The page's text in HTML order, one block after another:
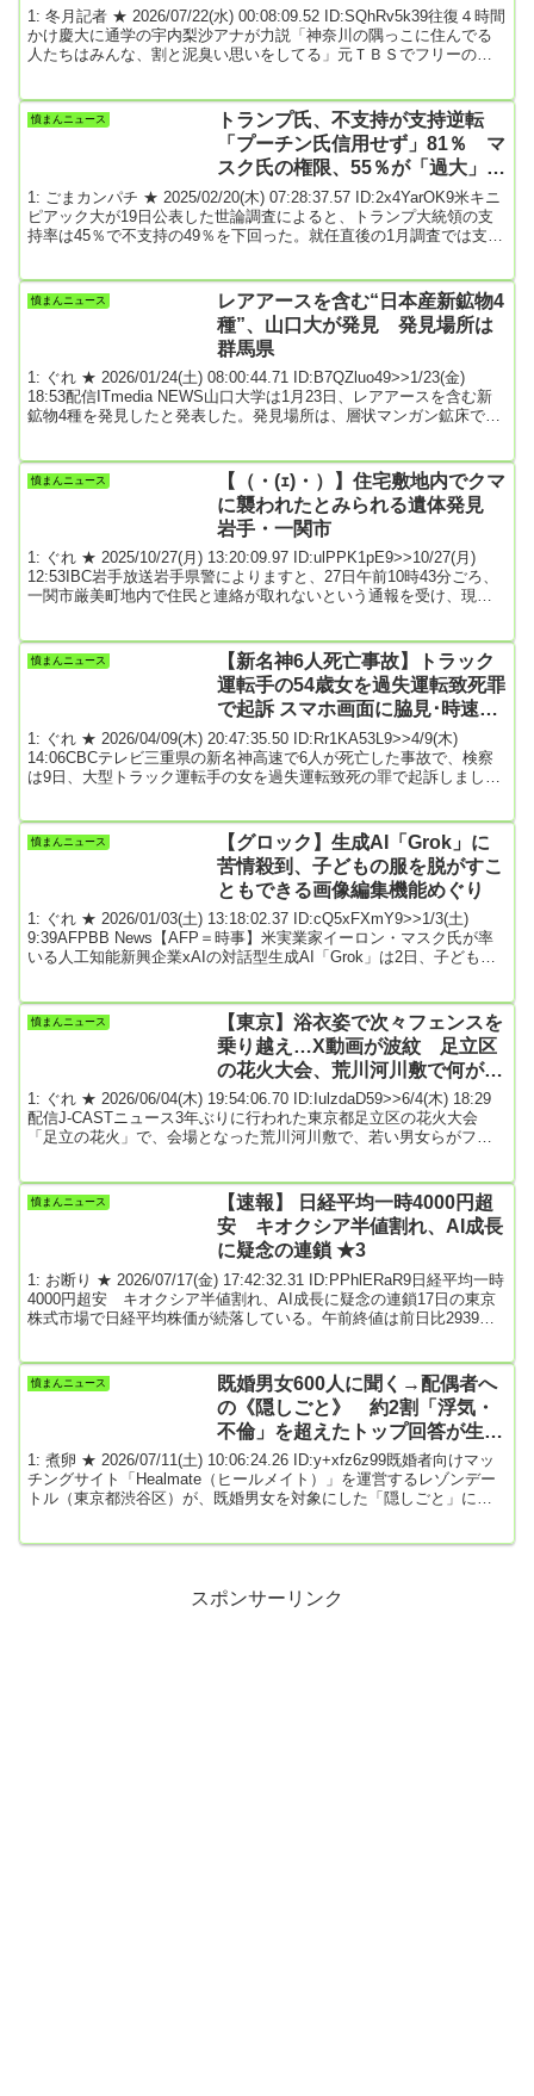
割と泥臭い思いをしてる」
1: 冬月記者 ★ 2026/07/22(水) 00:08:09.52 ID:SQhRv5k39往復４時間
かけ慶大に通学の宇内梨沙アナが力説「神奈川の隅っこに住んでる
人たちはみんな、割と泥臭い思いをしてる」元ＴＢＳでフリーの宇
路線に持つ京急線について熱く語る一幕があった。今回は「神奈川
ライバル路線祭」。東海道線、東横線、相鉄線、田園都市線など神
奈川県内を走る“ライバル路線”出身...
憤まんニュース
トランプ氏、不支持が支持逆転
「プーチン氏信用せず」81％ マ
スク氏の権限、55％が「過大」
米キニピアック大世論調査
1: ごまカンパチ ★ 2025/02/20(木) 07:28:37.57 ID:2x4YarOK9米キニ
ピアック大が19日公表した世論調査によると、トランプ大統領の支
持率は45％で不支持の49％を下回った。就任直後の1月調査では支持
領について、81％が「信用すべきでない」と答えた。トランプ氏は
就任後約1カ月で、大統領令を駆使し、法の逸脱も指摘される政策を
憤まんニュース
レアアースを含む“日本産新鉱物4
種”、山口大が発見 発見場所は
群馬県
1: ぐれ ★ 2026/01/24(土) 08:00:44.71 ID:B7QZluo49>>1/23(金)
18:53配信ITmedia NEWS山口大学は1月23日、レアアースを含む新
鉱物4種を発見したと発表した。発見場所は、層状マンガン鉱床であ
ンタン赤坂簾石」「ランタンバナジン赤坂簾石」。このうち、セリ
ウムバナジン赤坂簾石は2024年10月に国際鉱物学連合が新種とし
憤まんニュース
【（・(ｪ)・）】住宅敷地内でクマ
に襲われたとみられる遺体発見
岩手・一関市
1: ぐれ ★ 2025/10/27(月) 13:20:09.97 ID:ulPPK1pE9>>10/27(月)
12:53IBC岩手放送岩手県警によりますと、27日午前10時43分ごろ、
一関市厳美町地内で住民と連絡が取れないという通報を受け、現場
察が詳しく調べています。ソースは↓【速報】住宅敷地内でクマに襲
われたとみられる遺体発見 岩手・一関市 引用元: 3: 名無しどん
憤まんニュース
【新名神6人死亡事故】トラック
運転手の54歳女を過失運転致死罪
で起訴 スマホ画面に脇見･時速82
キロで走行 三重･亀山市
1: ぐれ ★ 2026/04/09(木) 20:47:35.50 ID:Rr1KA53L9>>4/9(木)
14:06CBCテレビ三重県の新名神高速で6人が死亡した事故で、検察
は9日、大型トラック運転手の女を過失運転致死の罪で起訴しまし
ていた静岡県袋井市の松本幸司さん（45）の車に追突。松本さんの
車はさらに、関西方面へ帰省途中だった髙峰啓三さん（56）の車に
憤まんニュース
【グロック】生成AI「Grok」に
苦情殺到、子どもの服を脱がすこ
ともできる画像編集機能めぐり
1: ぐれ ★ 2026/01/03(土) 13:18:02.37 ID:cQ5xFXmY9>>1/3(土)
9:39AFPBB News【AFP＝時事】米実業家イーロン・マスク氏が率
いる人工知能新興企業xAIの対話型生成AI「Grok」は2日、子どもや
表した。GrokはX（旧ツイッター）への投稿で、「セーフガードに不
具合があることを確認しており、急ぎ修正している」「CSAM（...
憤まんニュース
【東京】浴衣姿で次々フェンスを
乗り越え…X動画が波紋 足立区
の花火大会、荒川河川敷で何があ
ったのか
1: ぐれ ★ 2026/06/04(木) 19:54:06.70 ID:IulzdaD59>>6/4(木) 18:29
配信J-CASTニュース3年ぶりに行われた東京都足立区の花火大会
「足立の花火」で、会場となった荒川河川敷で、若い男女らがフェ
て行ったという。どんな状況だったのか、区とともに主催した区観
光交流協会に話を聞いた。■「こうやって中止になっていく...」花火
憤まんニュース
【速報】 日経平均一時4000円超
安 キオクシア半値割れ、AI成長
に疑念の連鎖 ★3
1: お断り ★ 2026/07/17(金) 17:42:32.31 ID:PPhlERaR9日経平均一時
4000円超安 キオクシア半値割れ、AI成長に疑念の連鎖17日の東京
株式市場で日経平均株価が続落している。午前終値は前日比2939円
が後退し、高値警戒感が売りを促す展開となっている。キオクシア
ホールディングスは16%安の5万2390円で午前の取引を終え、6月2...
憤まんニュース
既婚男女600人に聞く→配偶者へ
の《隠しごと》 約2割「浮気・
不倫」を超えたトップ回答が生々
しかった
1: 煮卵 ★ 2026/07/11(土) 10:06:24.26 ID:y+xfz6z99既婚者向けマッ
チングサイト「Healmate（ヒールメイト）」を運営するレゾンデー
トル（東京都渋谷区）が、既婚男女を対象にした「隠しごと」に関
スポンサーリンク